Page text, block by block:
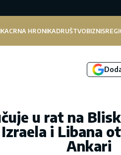
CRNA HRONIKADRUŠTVOBIZNIS
u rat na
i Libana
Ankari